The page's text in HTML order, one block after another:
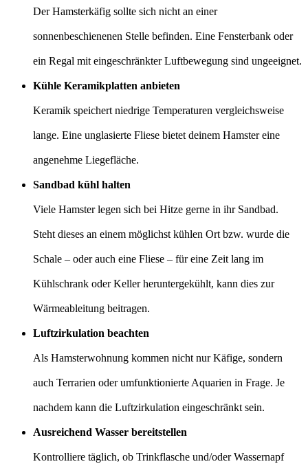
Der Hamsterkäfig sollte sich nicht an einer
sonnenbeschienenen Stelle befinden. Eine Fensterbank oder
ein Regal mit eingeschränkter Luftbewegung sind ungeeignet.
Kühle Keramikplatten anbieten
Keramik speichert niedrige Temperaturen vergleichsweise
lange. Eine unglasierte Fliese bietet deinem Hamster eine
angenehme Liegefläche.
Sandbad kühl halten
Viele Hamster legen sich bei Hitze gerne in ihr Sandbad.
Steht dieses an einem möglichst kühlen Ort bzw. wurde die
Schale – oder auch eine Fliese – für eine Zeit lang im
Kühlschrank oder Keller heruntergekühlt, kann dies zur
Wärmeableitung beitragen.
Luftzirkulation beachten
Als Hamsterwohnung kommen nicht nur Käfige, sondern
auch Terrarien oder umfunktionierte Aquarien in Frage. Je
nachdem kann die Luftzirkulation eingeschränkt sein.
Ausreichend Wasser bereitstellen
Kontrolliere täglich, ob Trinkflasche und/oder Wassernapf